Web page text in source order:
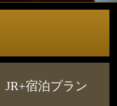
JR+宿泊プラン